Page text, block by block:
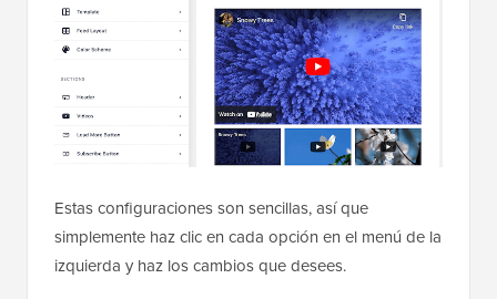
Estas configuraciones son sencillas, así que
simplemente haz clic en cada opción en el menú de la
izquierda y haz los cambios que desees.